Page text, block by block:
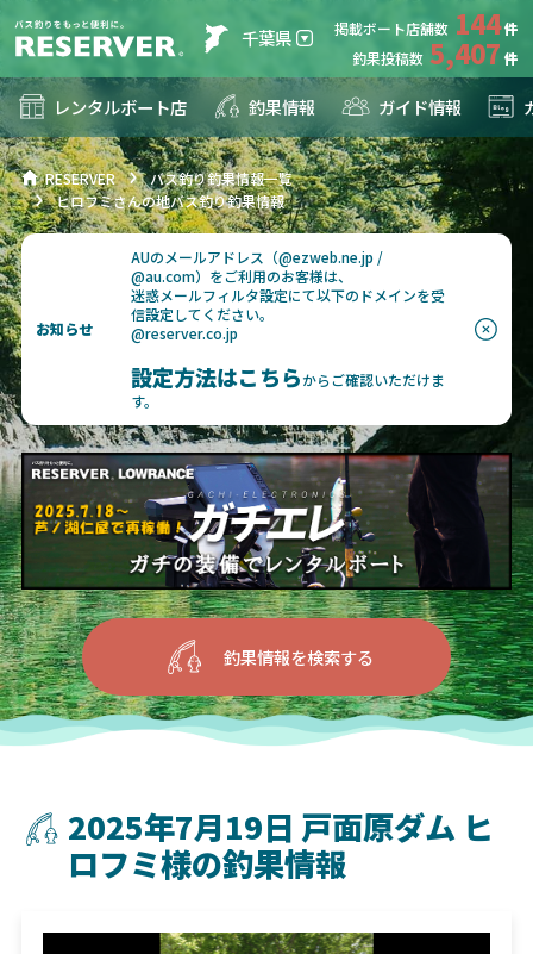
千葉県 掲載ボート店舗数 144
釣果投稿数 5,407
レンタルボート店 釣果情報 ガイド情報
RESERVER
バス釣り釣果情報一覧
ヒロフミさんの地バス釣り釣果情報
お知らせ
AUのメールアドレス（@ezweb.ne.jp /
@au.com）をご利用のお客様は、
迷惑メールフィルタ設定にて以下のドメインを受
信設定してください。
@reserver.co.jp
設定方法はこちらからご確認いただけま
す。
釣果情報を検索する
2025年7月19日 戸面原ダム ヒ
ロフミ様の釣果情報